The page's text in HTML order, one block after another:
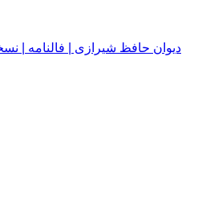
دیوان حافظ شیرازی | فالنامه |